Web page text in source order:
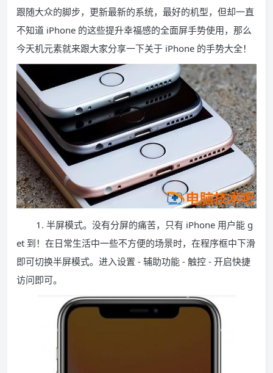
跟随大众的脚步，更新最新的系统，最好的机型，但却一直
不知道 iPhone 的这些提升幸福感的全面屏手势使用，那么
今天机元素就来跟大家分享一下关于 iPhone 的手势大全！
1. 半屏模式。没有分屏的痛苦，只有 iPhone 用户能 g
et 到！在日常生活中一些不方便的场景时，在程序框中下滑
即可切换半屏模式。进入设置 - 辅助功能 - 触控 - 开启快捷
访问即可。